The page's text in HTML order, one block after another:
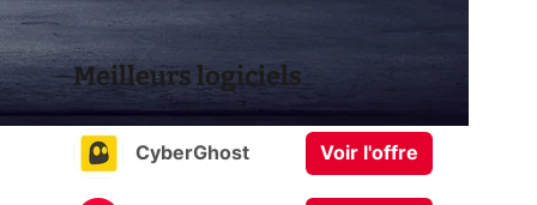
Meilleurs logiciels
CyberGhost Voir l'offre